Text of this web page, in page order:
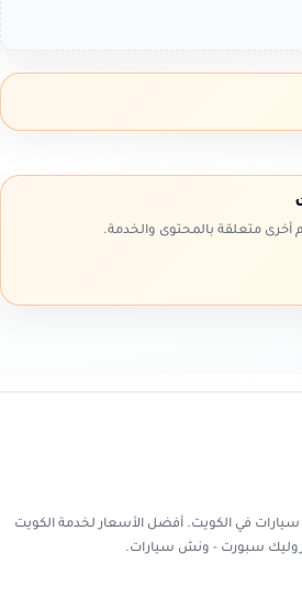
أخرى متعلقة بالمحتوى والخدمة.
في الكويت. أفضل الأسعار لخدمة الكويت
سبورت - ونش سيارات.